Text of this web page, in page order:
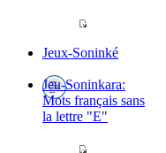
Jeux-Soninké
Jeu-Soninkara:
Mots français sans
la lettre "E"